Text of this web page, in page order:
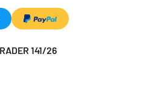
141/26